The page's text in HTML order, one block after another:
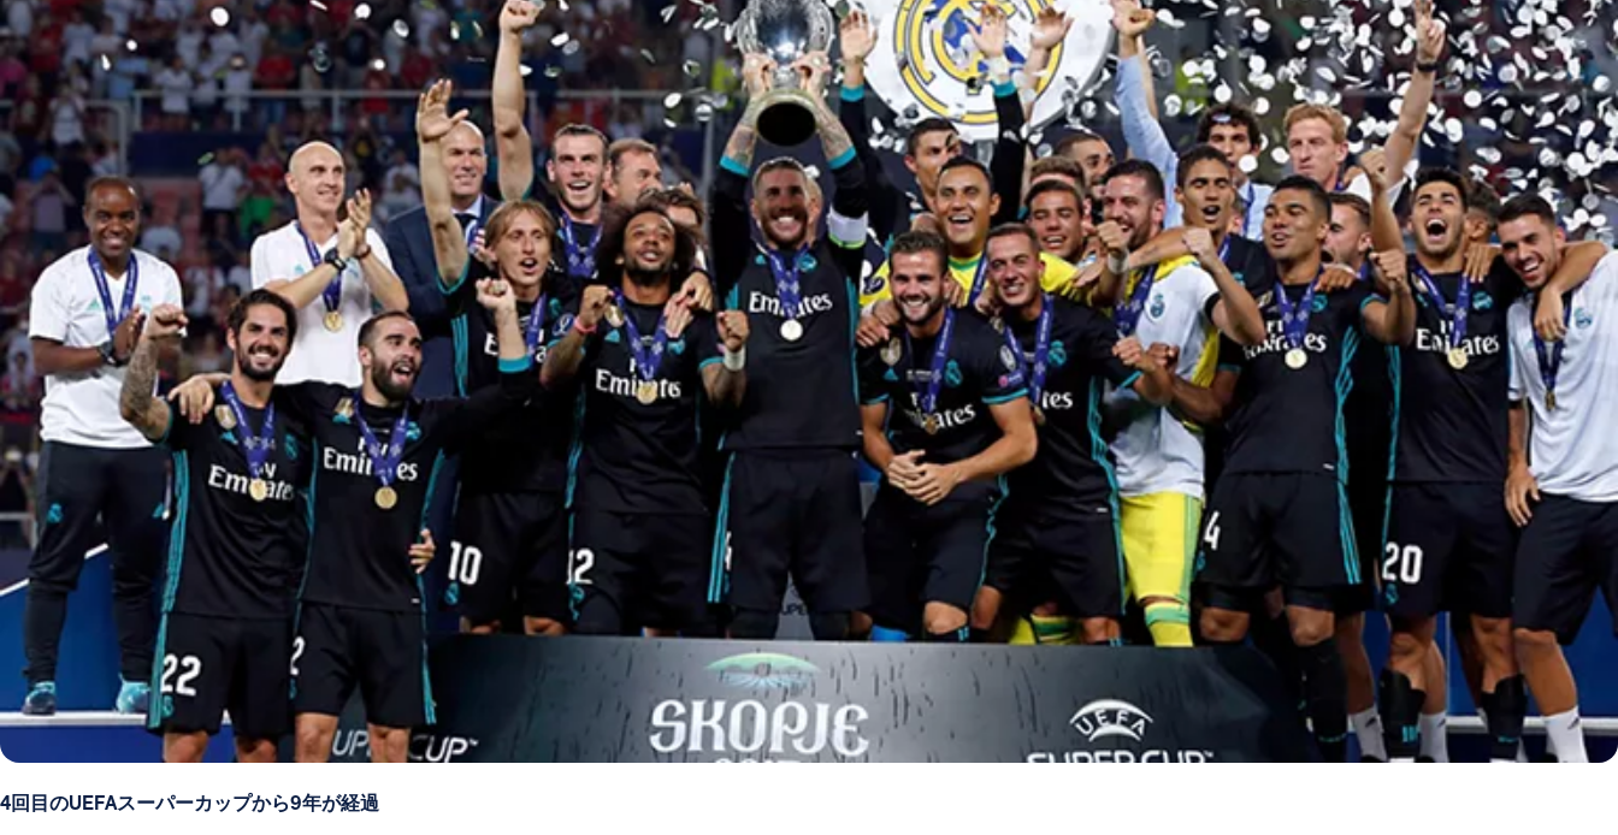
4回目のUEFAスーパーカップから9年が経過